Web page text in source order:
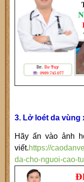
3. Lở loét da
Hãy ấn vào ảnh
viết.https://
da-cho-nguoi-cao-